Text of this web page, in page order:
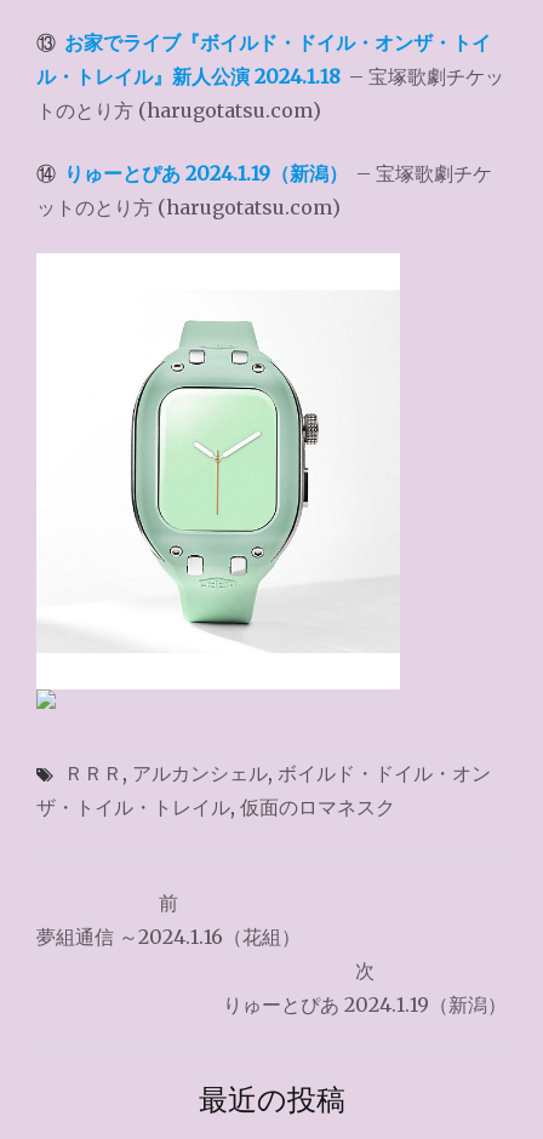
⑬ お家でライブ『ボイルド・ドイル・オンザ・トイ
ル・トレイル』新人公演 2024.1.18 – 宝塚歌劇チケッ
トのとり方 (harugotatsu.com)
⑭ りゅーとぴあ 2024.1.19（新潟）
– 宝塚歌劇チケ
ットのとり方 (harugotatsu.com)
ＲＲＲ , アルカンシェル, ボイルド・ドイル・オン
ザ・トイル・トレイル, 仮面のロマネスク
稿
前
夢組通信 ～2024.1.16（花組）
次
りゅーとぴあ 2024.1.19（新潟）
最近の投稿